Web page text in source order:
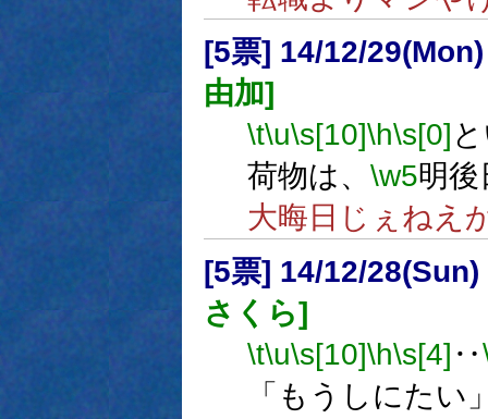
[5票] 14/12/
由加]
\t\u\s[10]\h\s[0]
荷物は、 \w5明
大晦日じぇねえ
[5票] 14/12/
さくら]
\t\u\s[10]\h\s[4] ‥
「もうしにたい